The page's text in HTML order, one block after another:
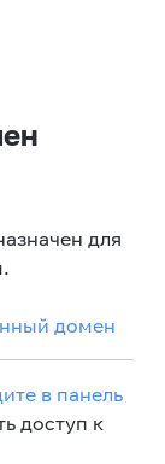
для
домен
в панель
доступ к